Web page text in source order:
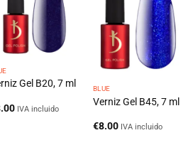
Gel B20, 7 ml
IVA incluido
BLUE
Verniz Gel B45, 7 ml
€8.00 IVA incluido